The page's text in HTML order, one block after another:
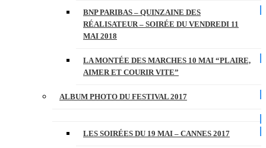
BNP PARIBAS – QUINZAINE DES
RÉALISATEUR – SOIRÉE DU VENDREDI 11
MAI 2018
LA MONTÉE DES MARCHES 10 MAI “PLAIRE,
AIMER ET COURIR VITE”
ALBUM PHOTO DU FESTIVAL 2017
LES SOIRÉES DU 19 MAI – CANNES 2017